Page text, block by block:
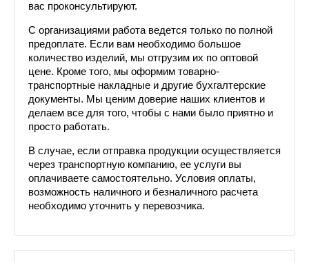
вас проконсультируют.
С организациями работа ведется только по полной
предоплате. Если вам необходимо большое
количество изделий, мы отгрузим их по оптовой
цене. Кроме того, мы оформим товарно-
транспортные накладные и другие бухгалтерские
документы. Мы ценим доверие наших клиентов и
делаем все для того, чтобы с нами было приятно и
просто работать.
В случае, если отправка продукции осуществляется
через транспортную компанию, ее услуги вы
оплачиваете самостоятельно. Условия оплаты,
возможность наличного и безналичного расчета
необходимо уточнить у перевозчика.